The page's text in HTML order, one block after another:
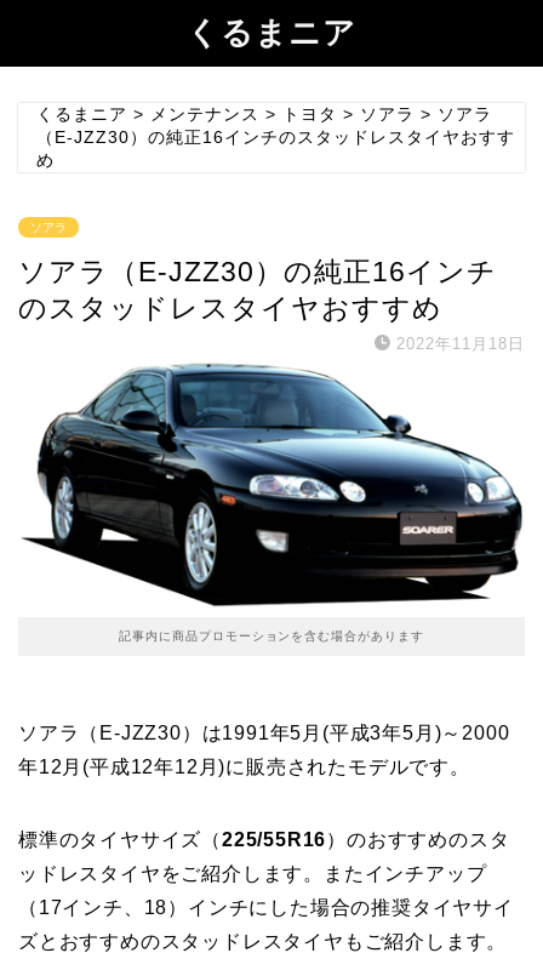
くるまニア
くるまニア > メンテナンス > トヨタ > ソアラ > ソアラ
（E-JZZ30）の純正16インチのスタッドレスタイヤおすす
め
ソアラ
ソアラ（E-JZZ30）の純正16インチ
のスタッドレスタイヤおすすめ
2022年11月18日
記事内に商品プロモーションを含む場合があります
ソアラ（E-JZZ30）は1991年5月(平成3年5月)～2000
年12月(平成12年12月)に販売されたモデルです。
標準のタイヤサイズ（225/55R16）のおすすめのスタ
ッドレスタイヤをご紹介します。またインチアップ
（17インチ、18）インチにした場合の推奨タイヤサイ
ズとおすすめのスタッドレスタイヤもご紹介します。